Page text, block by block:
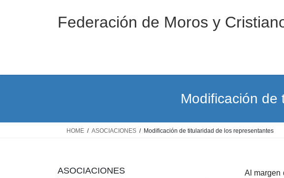
Federación de Moros y
Modificación de
HOME ASOCIACIONES Modificación de titularidad de los representantes
Al margen
ASOCIACIONES